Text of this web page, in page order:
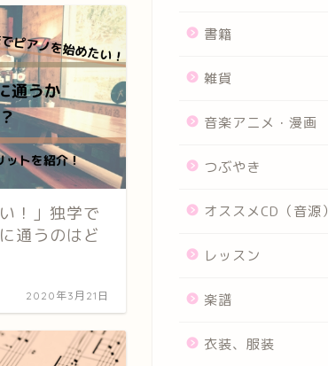
！」独学で
通うのはど
2020年3月21日
書籍
雑貨
音楽アニメ・漫画
つぶやき
オススメCD（音源）
レッスン
楽譜
衣装、服装